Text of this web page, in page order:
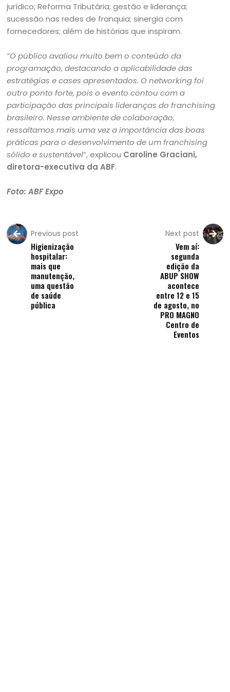
jurídico; Reforma Tributária; gestão e liderança;
sucessão nas redes de franquia; sinergia com
fornecedores; além de histórias que inspiram.
“O público avaliou muito bem o conteúdo da
programação, destacando a aplicabilidade das
estratégias e cases apresentados. O networking foi
outro ponto forte, pois o evento contou com a
participação das principais lideranças do franchising
brasileiro. Nesse ambiente de colaboração,
ressaltamos mais uma vez a importância das boas
práticas para o desenvolvimento de um franchising
sólido e sustentável”, explicou Caroline Graciani,
diretora-executiva da ABF.
Foto: ABF Expo
Previous post
Higienização
hospitalar:
mais que
manutenção,
uma questão
de saúde
pública
Next post
Vem aí:
segunda
edição da
ABUP SHOW
acontece
entre 12 e 15
de agosto, no
PRO MAGNO
Centro de
Eventos